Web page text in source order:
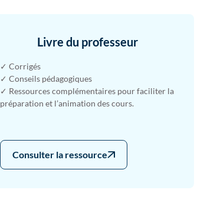
Livre du professeur
✓ Corrigés
✓ Conseils pédagogiques
✓ Ressources complémentaires pour faciliter la
préparation et l’animation des cours.
Consulter la ressource